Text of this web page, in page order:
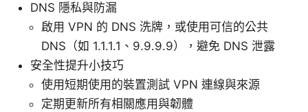
DNS 隱私與防漏
啟用 VPN 的 DNS 洗牌，或使用可信的公共
DNS（如 1.1.1.1、9.9.9.9），避免 DNS 泄露
安全性提升小技巧
使用短期使用的裝置測試 VPN 連線與來源
定期更新所有相關應用與韌體